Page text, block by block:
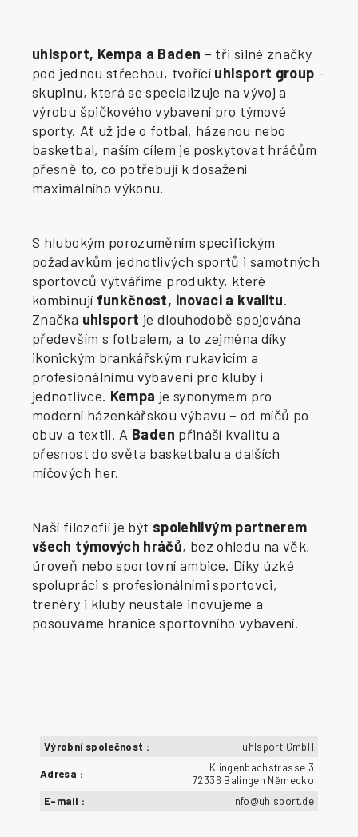
uhlsport, Kempa a Baden – tři silné značky
pod jednou střechou, tvořící uhlsport group –
skupinu, která se specializuje na vývoj a
výrobu špičkového vybavení pro týmové
sporty. Ať už jde o fotbal, házenou nebo
basketbal, naším cílem je poskytovat hráčům
přesně to, co potřebují k dosažení
maximálního výkonu.
S hlubokým porozuměním specifickým
požadavkům jednotlivých sportů i samotných
sportovců vytváříme produkty, které
kombinují funkčnost, inovaci a kvalitu.
Značka uhlsport je dlouhodobě spojována
především s fotbalem, a to zejména díky
ikonickým brankářským rukavicím a
profesionálnímu vybavení pro kluby i
jednotlivce. Kempa je synonymem pro
moderní házenkářskou výbavu – od míčů po
obuv a textil. A Baden přináší kvalitu a
přesnost do světa basketbalu a dalších
míčových her.
Naší filozofií je být spolehlivým partnerem
všech týmových hráčů, bez ohledu na věk,
úroveň nebo sportovní ambice. Díky úzké
spolupráci s profesionálními sportovci,
trenéry i kluby neustále inovujeme a
posouváme hranice sportovního vybavení.
Výrobní společnost : uhlsport GmbH
Adresa :
Klingenbachstrasse 3
72336 Balingen Německo
E-mail : info@uhlsport.de